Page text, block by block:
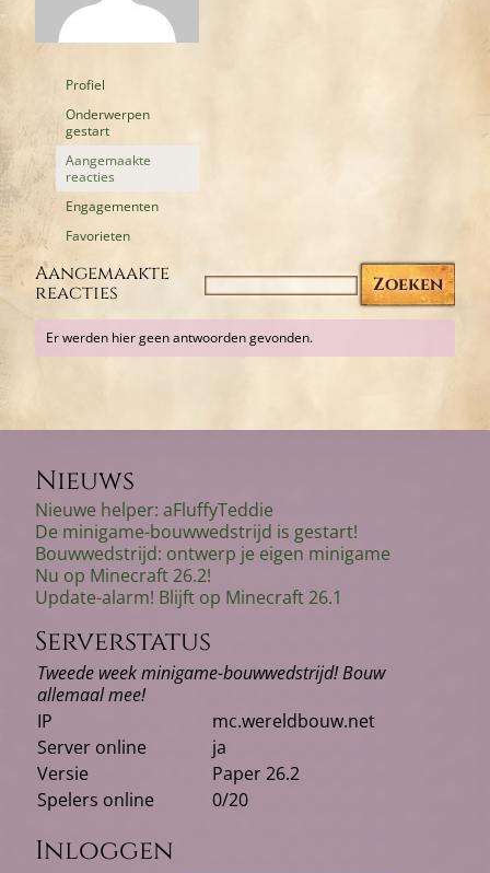
Profiel
Onderwerpen
gestart
Aangemaakte
reacties
Engagementen
Favorieten
Aangemaakte
reacties
Er werden hier geen antwoorden gevonden.
Nieuws
Nieuwe helper: aFluffyTeddie
De minigame-bouwwedstrijd is gestart!
Bouwwedstrijd: ontwerp je eigen minigame
Nu op Minecraft 26.2!
Update-alarm! Blijft op Minecraft 26.1
Serverstatus
Tweede week minigame-bouwwedstrijd! Bouw
allemaal mee!
IP
mc.wereldbouw.net
Server online
ja
Versie
Paper 26.2
Spelers online
0/20
Inloggen